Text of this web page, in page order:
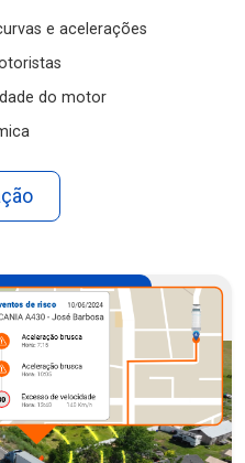
e acelerações
do motor